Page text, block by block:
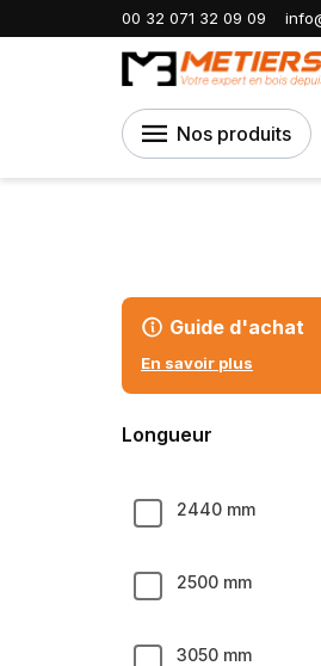
00 32 071 32 09 09
Nos produits
Accueil
Longueur
2440 mm
2500 mm
3050 mm
Guide d'achat
En savoir plus